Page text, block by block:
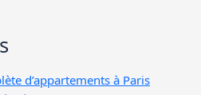
d’appartements à Paris